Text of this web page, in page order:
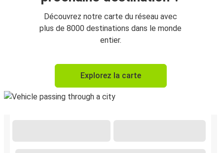
Découvrez notre carte du réseau avec
plus de 8000 destinations dans le monde
entier.
Explorez la carte